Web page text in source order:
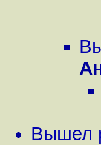
Вышел